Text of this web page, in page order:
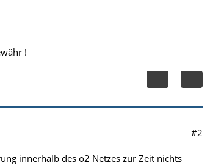
!
#2
innerhalb des o2 Netzes zur Zeit nichts